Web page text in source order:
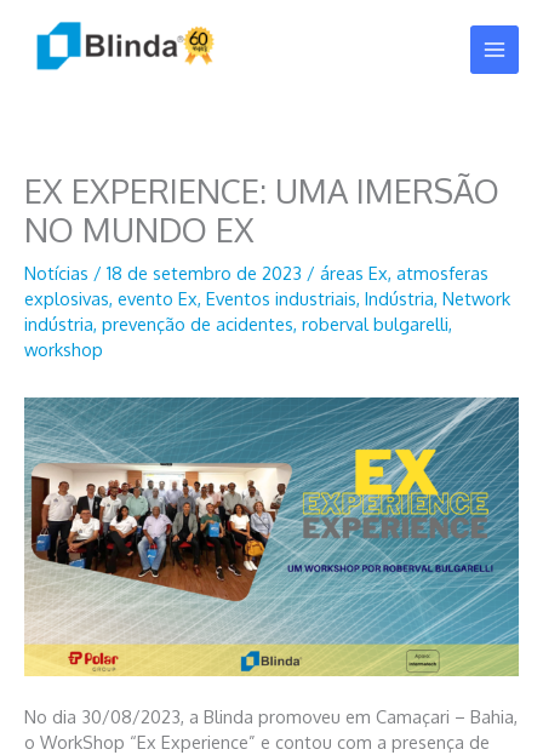
EX EXPERIENCE: UMA IMERSÃO
NO MUNDO EX
Notícias / 18 de setembro de 2023 / áreas Ex, atmosferas
explosivas, evento Ex, Eventos industriais, Indústria, Network
indústria, prevenção de acidentes, roberval bulgarelli,
workshop
No dia 30/08/2023, a Blinda promoveu em Camaçari – Bahia,
o WorkShop “Ex Experience” e contou com a presença de